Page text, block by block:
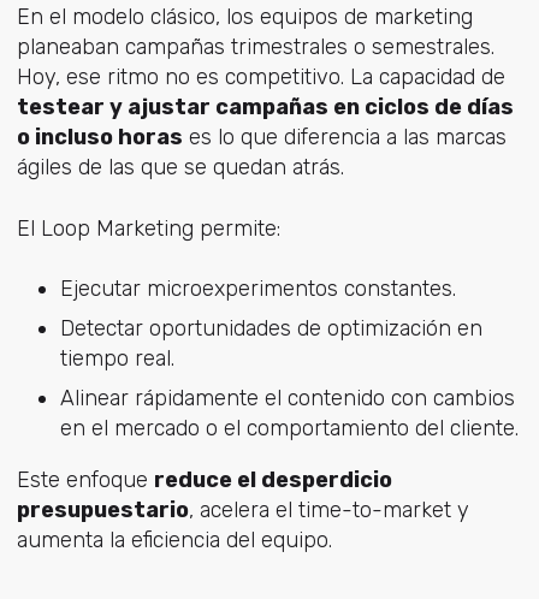
En el modelo clásico, los equipos de marketing
planeaban campañas trimestrales o semestrales.
Hoy, ese ritmo no es competitivo. La capacidad de
testear y ajustar campañas en ciclos de días
o incluso horas es lo que diferencia a las marcas
ágiles de las que se quedan atrás.
El Loop Marketing permite:
Ejecutar microexperimentos constantes.
Detectar oportunidades de optimización en
tiempo real.
Alinear rápidamente el contenido con cambios
en el mercado o el comportamiento del cliente.
Este enfoque reduce el desperdicio
presupuestario, acelera el time-to-market y
aumenta la eficiencia del equipo.